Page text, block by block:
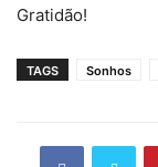
Gratidão!
TAGS Sonhos